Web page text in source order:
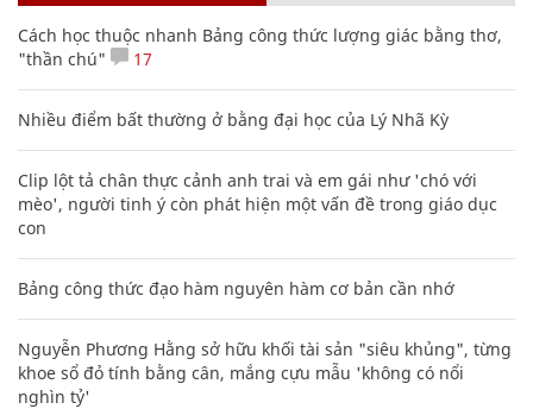
Cách học thuộc nhanh Bảng công thức lượng giác bằng thơ,
"thần chú"
17
Nhiều điểm bất thường ở bằng đại học của Lý Nhã Kỳ
Clip lột tả chân thực cảnh anh trai và em gái như 'chó với
mèo', người tinh ý còn phát hiện một vấn đề trong giáo dục
con
Bảng công thức đạo hàm nguyên hàm cơ bản cần nhớ
Nguyễn Phương Hằng sở hữu khối tài sản "siêu khủng", từng
khoe sổ đỏ tính bằng cân, mắng cựu mẫu 'không có nổi
nghìn tỷ'